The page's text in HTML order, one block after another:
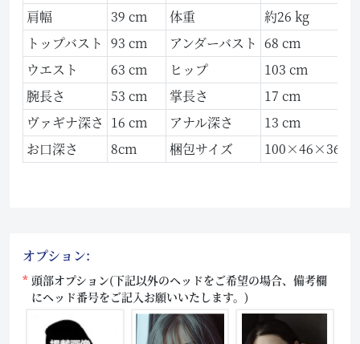
肩幅
39 cm 体重
約26 kg
トップバスト 93 cm アンダーバスト 68 cm
ウエスト
63 cm ヒップ
103 cm
腕長さ
53 cm 掌長さ
17 cm
ヴァギナ深さ 16 cm アナル深さ
13 cm
お口深さ
8cm 梱包サイズ 100×46×36
オプション:
頭部オプション(下記以外のヘッドをご希望の場合、備考欄
にヘッド番号をご記入お願いいたします。)